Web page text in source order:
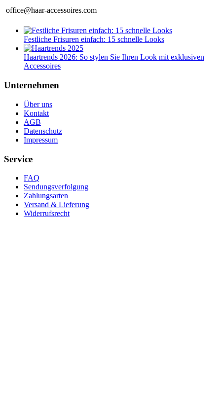
office@haar-accessoires.com
Festliche Frisuren einfach: 15 schnelle Looks
Haartrends 2026: So stylen Sie Ihren Look mit exklusiven
Accessoires
Unternehmen
Über uns
Kontakt
AGB
Datenschutz
Impressum
Service
FAQ
Sendungsverfolgung
Zahlungsarten
Versand & Lieferung
Widerrufsrecht